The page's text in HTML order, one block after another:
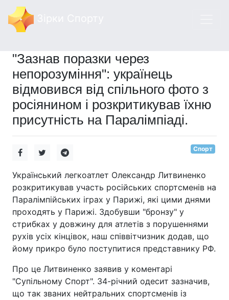
"Зазнав поразки через
непорозуміння": українець
відмовився від спільного фото з
росіянином і розкритикував їхню
присутність на Паралімпіаді.
Спорт
Український легкоатлет Олександр Литвиненко
розкритикував участь російських спортсменів на
Паралімпійських іграх у Парижі, які цими днями
проходять у Парижі. Здобувши "бронзу" у
стрибках у довжину для атлетів з порушеннями
рухів усіх кінцівок, наш співвітчизник додав, що
йому прикро було поступитися представнику РФ.
Про це Литвиненко заявив у коментарі
"Супільному Спорт". 34-річний одесит зазначив,
що так званих нейтральних спортсменів із